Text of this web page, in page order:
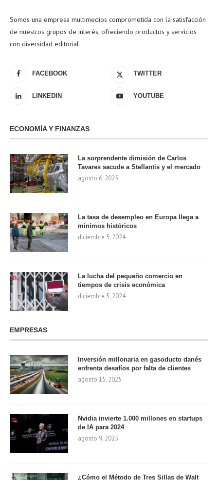
Somos una empresa multimedios comprometida con la satisfacción
de nuestros grupos de interés, ofreciendo productos y servicios
con diversidad editorial
FACEBOOK TWITTER
LINKEDIN YOUTUBE
ECONOMÍA Y FINANZAS
La sorprendente dimisión de Carlos
Tavares sacude a Stellantis y el mercado
agosto 6, 2025
La tasa de desempleo en Europa llega a
mínimos históricos
diciembre 5, 2024
La lucha del pequeño comercio en
tiempos de crisis económica
diciembre 5, 2024
EMPRESAS
Inversión millonaria en gasoducto danés
enfrenta desafíos por falta de clientes
agosto 15, 2025
Nvidia invierte 1.000 millones en startups
de IA para 2024
agosto 9, 2025
¿Cómo el Método de Tres Sillas de Walt